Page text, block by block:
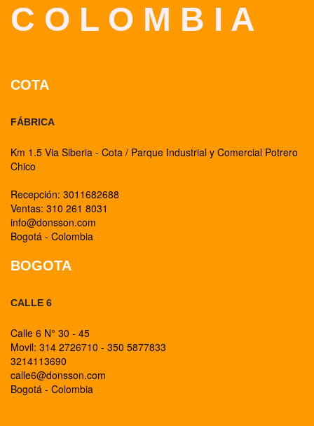
C O L O M B I A
COTA
FÁBRICA
Km 1.5 Via Siberia - Cota / Parque Industrial y Comercial Potrero
Chico
Recepción: 3011682688
Ventas: 310 261 8031
info@donsson.com
Bogotá - Colombia
BOGOTA
CALLE 6
Calle 6 N° 30 - 45
Movil: 314 2726710 - 350 5877833
3214113690
calle6@donsson.com
Bogotá - Colombia